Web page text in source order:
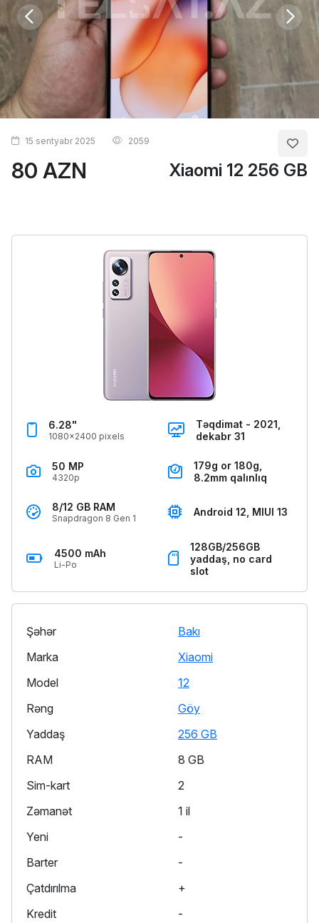
80 AZN Xiaomi 12 256 GB
15 sentyabr 2025 2059
6.28"
1080x2400 pixels
Təqdimat - 2021,
dekabr 31
50 MP
4320p
179g or 180g,
8.2mm qalınlıq
8/12 GB RAM
Snapdragon 8 Gen 1 Android 12, MIUI 13
4500 mAh
Li-Po
128GB/256GB
yaddaş, no card
slot
Şəhər
Bakı
Marka
Xiaomi
Model
12
Rəng
Göy
Yaddaş
256 GB
RAM
8 GB
Sim-kart
2
Zəmanət
1 il
Yeni
-
Barter
-
Çatdırılma
+
Kredit
-